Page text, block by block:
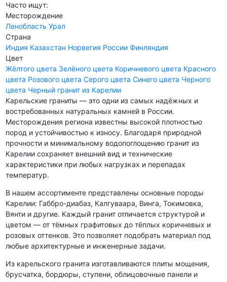
Часто ищут:
Месторождение
Ленобласть Урал
Страна
Индия Казахстан Норвегия России Финляндия
Цвет
Жёлтого цвета Зелёного цвета Коричневого цвета Красного
цвета Розового цвета Серого цвета Синего цвета Черного
цвета Черный гранит из Карелии
Карельские граниты — это одни из самых надёжных и
востребованных натуральных камней в России.
Месторождения региона известны высокой плотностью
пород и устойчивостью к износу. Благодаря природной
прочности и минимальному водопоглощению гранит из
Карелии сохраняет внешний вид и технические
характеристики при любых нагрузках и перепадах
температур.
В нашем ассортименте представлены основные породы
Карелии: Габбро-диабаз, Калгуваара, Винга, Токимовка,
Вянти и другие. Каждый гранит отличается структурой и
цветом — от тёмных графитовых до тёплых коричневых и
розовых оттенков. Это позволяет подобрать материал под
любые архитектурные и инженерные задачи.
Из карельского гранита изготавливаются плиты мощения,
брусчатка, бордюры, ступени, облицовочные панели и